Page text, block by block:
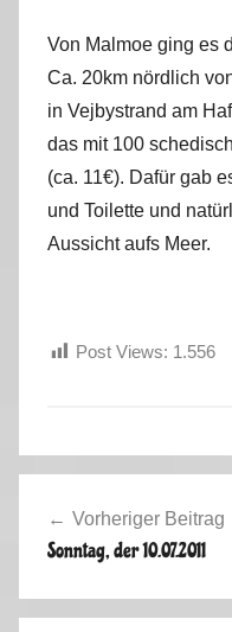
Von Malmoe ging es
Ca. 20km nördlich
in Vejbystrand am
das mit 100
(ca. 11€). Dafür gab
und Toilette und
Aussicht aufs Meer.
Post Views: 1.556
S
n
d
Vorheriger Beitrag
Sonntag, der 10.07.2011